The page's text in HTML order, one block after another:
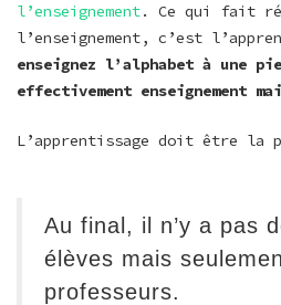
l’enseignement. Ce qui fait
l’enseignement, c’est
enseignez l’alphabet à une
effectivement enseignement
L’apprentissage doit être la
Au final, il n’y a pas
élèves mais
professeurs.